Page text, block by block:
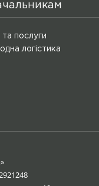
та послуги
логістика